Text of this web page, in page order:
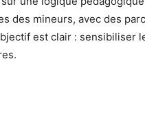
des mineurs, avec des
est clair : sensibiliser